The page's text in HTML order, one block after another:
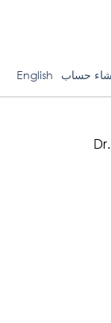
حساب English